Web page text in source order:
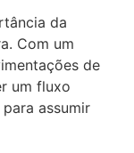
da
Com um
de
um fluxo
assumir